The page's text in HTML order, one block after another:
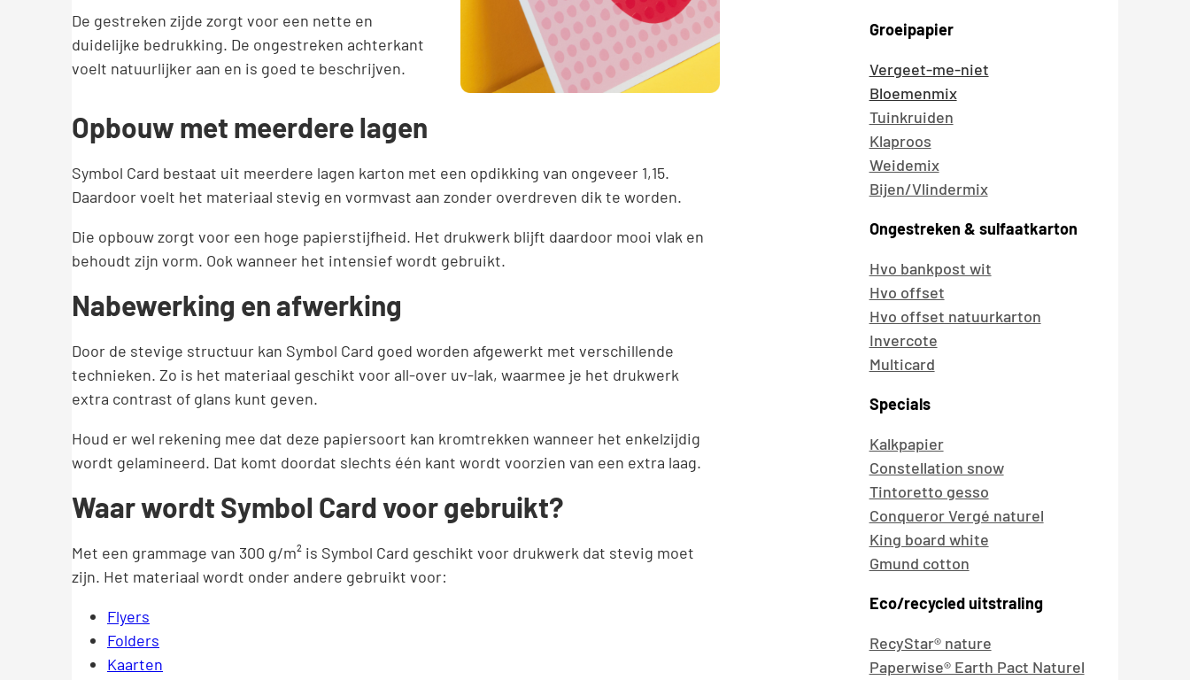
Österreich
De gestreken zijde zorgt voor een nette en
duidelijke bedrukking. De ongestreken achterkant
voelt natuurlijker aan en is goed te beschrijven.
Opbouw met meerdere lagen
Symbol Card bestaat uit meerdere lagen karton met een opdikking van ongeveer 1,15.
Daardoor voelt het materiaal stevig en vormvast aan zonder overdreven dik te worden.
Die opbouw zorgt voor een hoge papierstijfheid. Het drukwerk blijft daardoor mooi vlak en
behoudt zijn vorm. Ook wanneer het intensief wordt gebruikt.
Nabewerking en afwerking
Door de stevige structuur kan Symbol Card goed worden afgewerkt met verschillende
technieken. Zo is het materiaal geschikt voor all-over uv-lak, waarmee je het drukwerk
extra contrast of glans kunt geven.
Houd er wel rekening mee dat deze papiersoort kan kromtrekken wanneer het enkelzijdig
wordt gelamineerd. Dat komt doordat slechts één kant wordt voorzien van een extra laag.
Waar wordt Symbol Card voor gebruikt?
Met een grammage van 300 g/m² is Symbol Card geschikt voor drukwerk dat stevig moet
zijn. Het materiaal wordt onder andere gebruikt voor:
Flyers
Folders
Kaarten
Groeipapier
Vergeet-me-niet
Bloemenmix
Tuinkruiden
Klaproos
Weidemix
Bijen/Vlindermix
Ongestreken & sulfaatkarton
Hvo bankpost wit
Hvo offset
Hvo offset natuurkarton
Invercote
Multicard
Specials
Kalkpapier
Constellation snow
Tintoretto gesso
Conqueror Vergé naturel
King board white
Gmund cotton
Eco/recycled uitstraling
RecyStar® nature
Paperwise® Earth Pact Naturel